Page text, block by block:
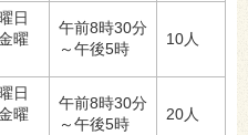
日
曜
午前8時30分
～午後5時
10人
日
曜
午前8時30分
～午後5時
20人